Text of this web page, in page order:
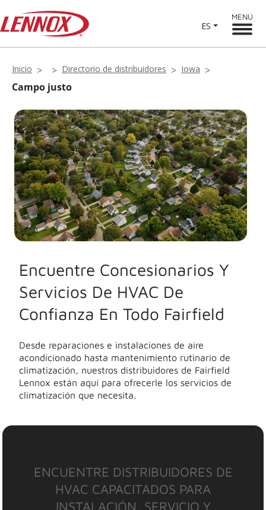
ES
MENÚ
Inicio Directorio de distribuidores Iowa
Campo justo
Encuentre Concesionarios Y
Servicios De HVAC De
Confianza En Todo Fairfield
Desde reparaciones e instalaciones de aire
acondicionado hasta mantenimiento rutinario de
climatización, nuestros distribuidores de Fairfield
Lennox están aquí para ofrecerle los servicios de
climatización que necesita.
ENCUENTRE DISTRIBUIDORES DE
HVAC CAPACITADOS PARA
INSTALACIÓN, SERVICIO Y